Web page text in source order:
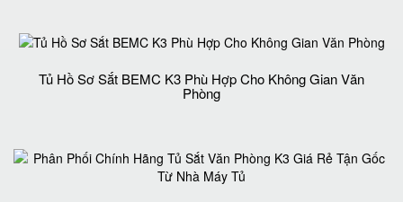
Tủ Hồ Sơ Sắt BEMC K3 Phù Hợp Cho Không Gian Văn
Phòng